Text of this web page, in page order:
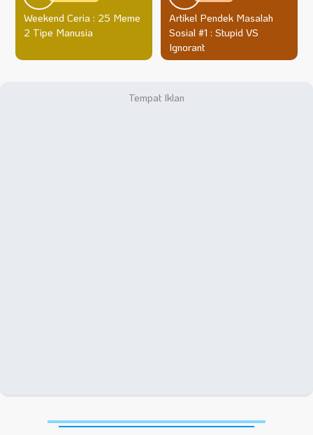
Weekend Ceria : 25 Meme
2 Tipe Manusia
Artikel Pendek Masalah
Sosial #1 : Stupid VS
Ignorant